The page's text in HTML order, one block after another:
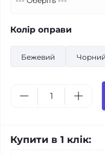
Колір оправи
Бежевий Чорний
Купити в 1 клік: